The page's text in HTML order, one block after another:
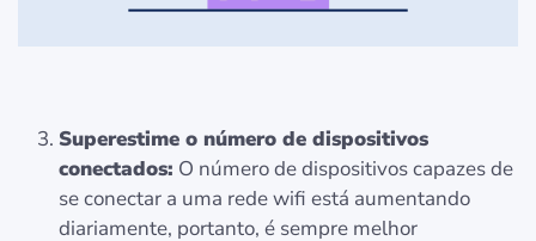
Superestime o número de dispositivos
conectados: O número de dispositivos capazes de
se conectar a uma rede wifi está aumentando
diariamente, portanto, é sempre melhor